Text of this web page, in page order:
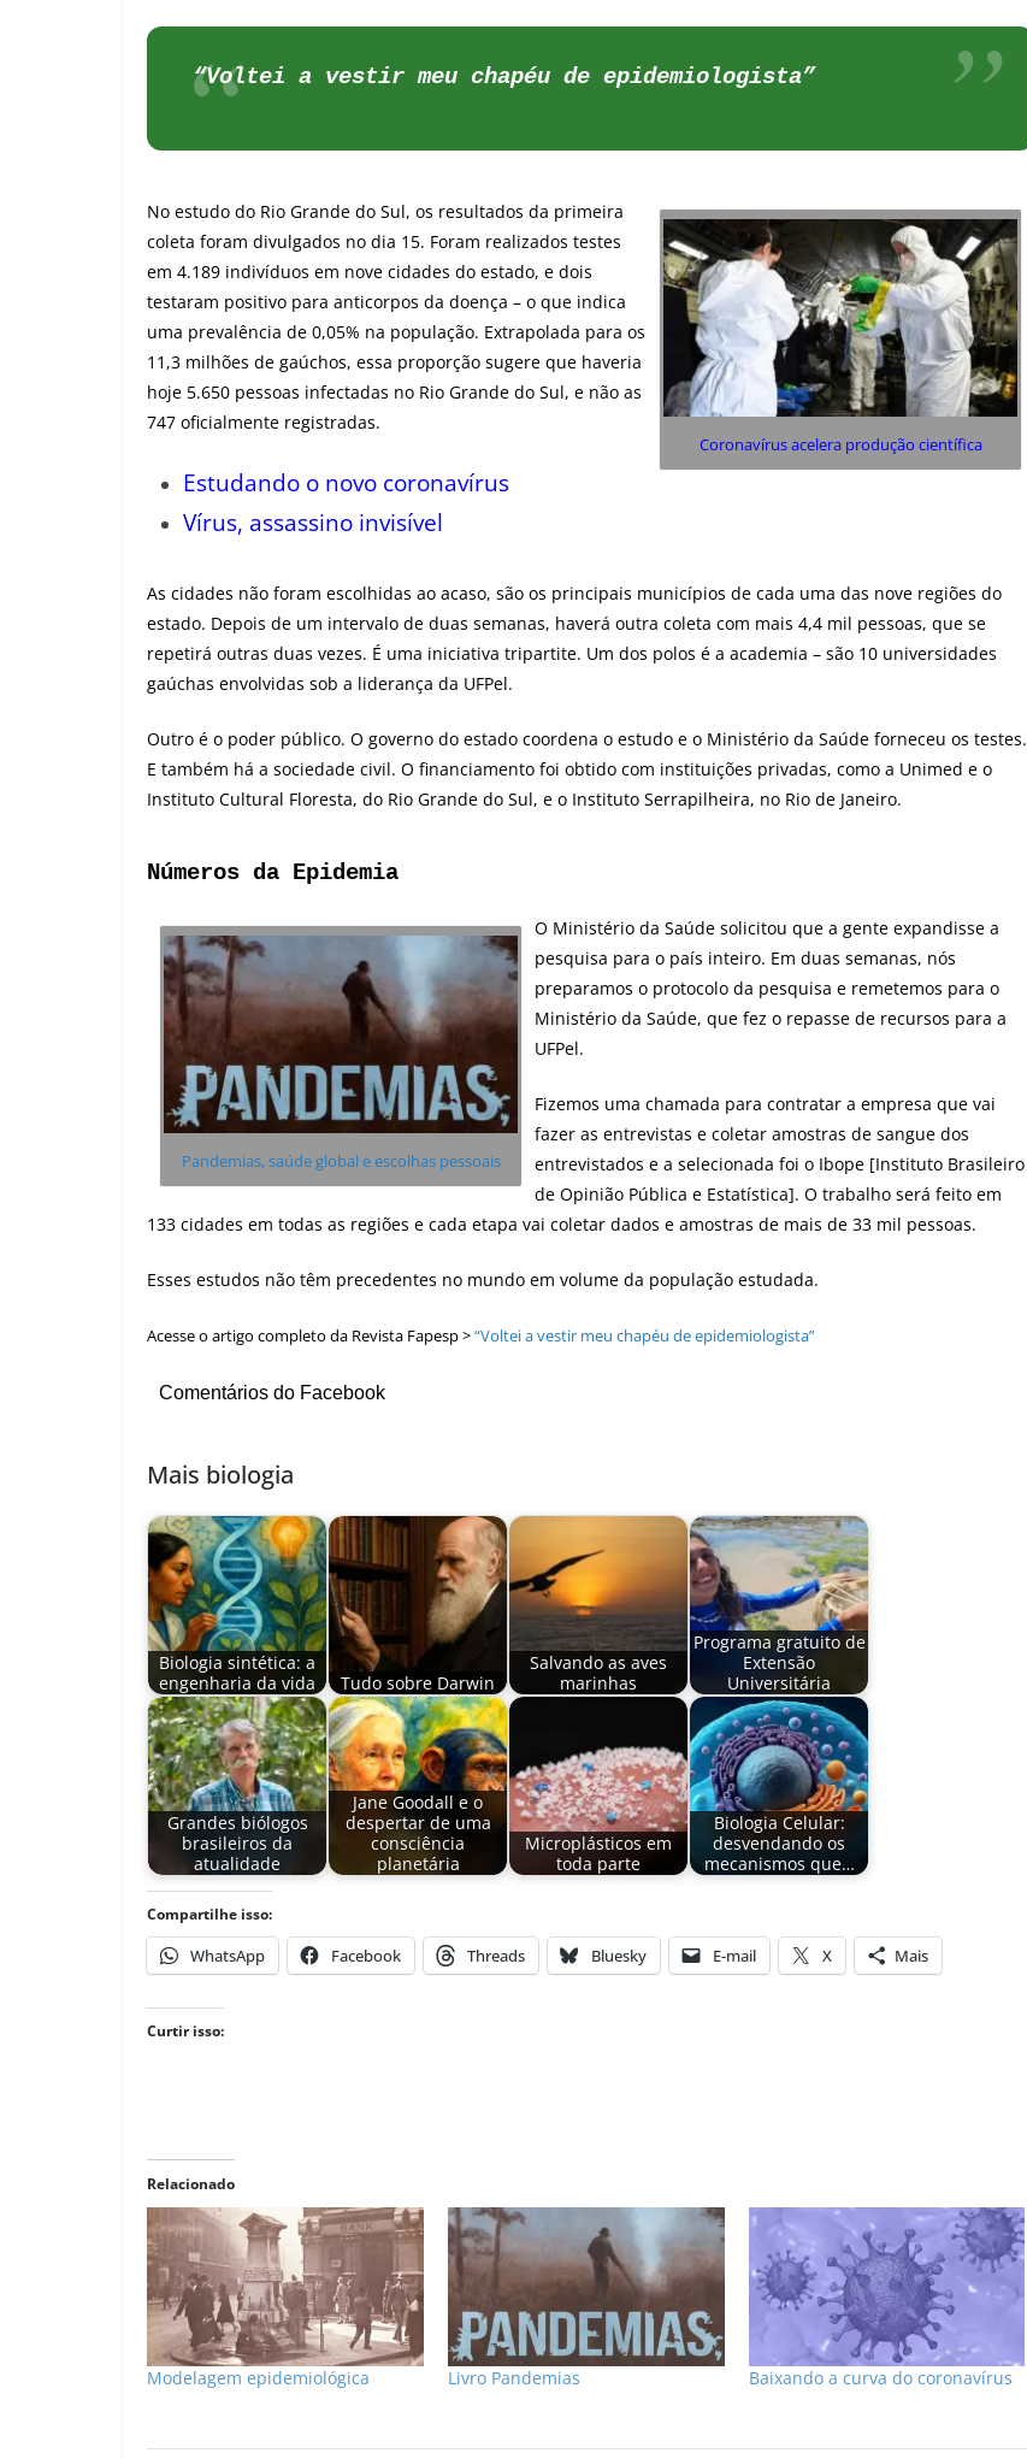
“Voltei a vestir meu chapéu de epidemiologista”
Coronavírus acelera produção científica
No estudo do Rio Grande do Sul, os resultados da primeira
coleta foram divulgados no dia 15. Foram realizados testes
em 4.189 indivíduos em nove cidades do estado, e dois
testaram positivo para anticorpos da doença – o que indica
uma prevalência de 0,05% na população. Extrapolada para os
11,3 milhões de gaúchos, essa proporção sugere que haveria
hoje 5.650 pessoas infectadas no Rio Grande do Sul, e não as
747 oficialmente registradas.
Estudando o novo coronavírus
Vírus, assassino invisível
As cidades não foram escolhidas ao acaso, são os principais municípios de cada uma das nove regiões do
estado. Depois de um intervalo de duas semanas, haverá outra coleta com mais 4,4 mil pessoas, que se
repetirá outras duas vezes. É uma iniciativa tripartite. Um dos polos é a academia – são 10 universidades
gaúchas envolvidas sob a liderança da UFPel.
Outro é o poder público. O governo do estado coordena o estudo e o Ministério da Saúde forneceu os testes.
E também há a sociedade civil. O financiamento foi obtido com instituições privadas, como a Unimed e o
Instituto Cultural Floresta, do Rio Grande do Sul, e o Instituto Serrapilheira, no Rio de Janeiro.
Números da Epidemia
Pandemias, saúde global e escolhas pessoais
O Ministério da Saúde solicitou que a gente expandisse a
pesquisa para o país inteiro. Em duas semanas, nós
preparamos o protocolo da pesquisa e remetemos para o
Ministério da Saúde, que fez o repasse de recursos para a
UFPel.
Fizemos uma chamada para contratar a empresa que vai
fazer as entrevistas e coletar amostras de sangue dos
entrevistados e a selecionada foi o Ibope [Instituto Brasileiro
de Opinião Pública e Estatística]. O trabalho será feito em
133 cidades em todas as regiões e cada etapa vai coletar dados e amostras de mais de 33 mil pessoas.
Esses estudos não têm precedentes no mundo em volume da população estudada.
Acesse o artigo completo da Revista Fapesp >“Voltei a vestir meu chapéu de epidemiologista”
Comentários do Facebook
Mais biologia
Biologia sintética: a
engenharia da vida
Tudo sobre Darwin
Salvando as aves
marinhas
Programa gratuito de
Extensão
Universitária
Grandes biólogos
brasileiros da
atualidade
Jane Goodall e o
despertar de uma
consciência
planetária
Microplásticos em
toda parte
Biologia Celular:
desvendando os
mecanismos que…
Compartilhe isso:
WhatsApp Facebook Threads Bluesky E-mail X Mais
Curtir isso:
Relacionado
Modelagem epidemiológica Livro Pandemias Baixando a curva do coronavírus